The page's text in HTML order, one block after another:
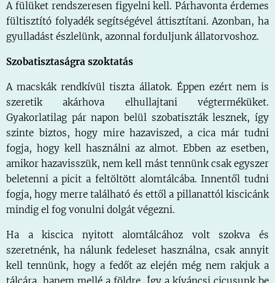
A fülüket rendszeresen figyelni kell. Párhavonta érdemes
fültisztító folyadék segítségével áttisztítani. Azonban, ha
gyulladást észlelünk, azonnal forduljunk állatorvoshoz.
Szobatisztaságra szoktatás
A macskák rendkívül tiszta állatok. Éppen ezért nem is
szeretik akárhova elhullajtani végterméküket.
Gyakorlatilag pár napon belül szobatiszták lesznek, így
szinte biztos, hogy mire hazaviszed, a cica már tudni
fogja, hogy kell használni az almot. Ebben az esetben,
amikor hazavisszük, nem kell mást tennünk csak egyszer
beletenni a picit a feltöltött alomtálcába. Innentől tudni
fogja, hogy merre található és ettől a pillanattól kiscicánk
mindig el fog vonulni dolgát végezni.
Ha a kiscica nyitott alomtálcához volt szokva és
szeretnénk, ha nálunk fedeleset használna, csak annyit
kell tennünk, hogy a fedőt az elején még nem rakjuk a